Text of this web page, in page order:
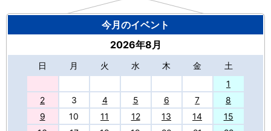
今月のイベント
2026年8月
日 月 火 水 木 金
土
1
2
3 4 5 6 7
8
9
10 11 12 13 14
15